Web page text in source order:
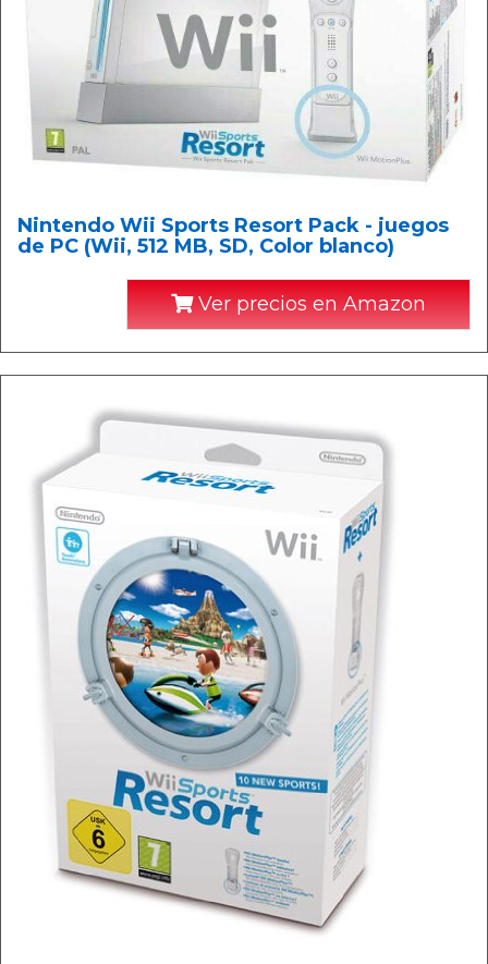
Nintendo Wii Sports Resort Pack - juegos
de PC (Wii, 512 MB, SD, Color blanco)
Ver precios en Amazon